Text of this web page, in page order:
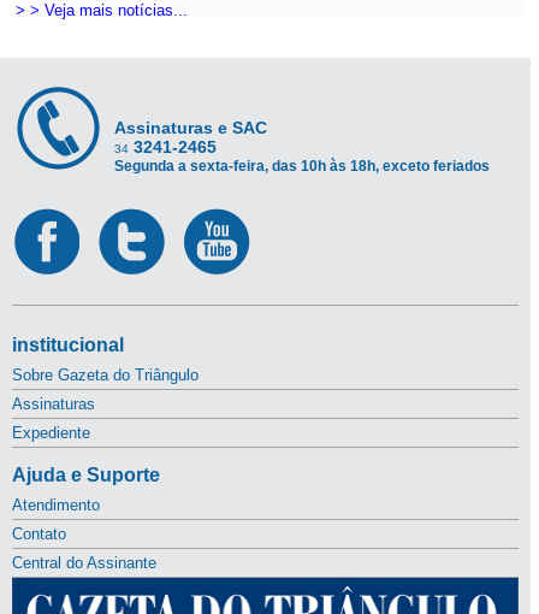
> > Veja mais notícias...
Assinaturas e SAC
34 3241-2465
Segunda a sexta-feira, das 10h às 18h, exceto feriados
institucional
Sobre Gazeta do Triângulo
Assinaturas
Expediente
Ajuda e Suporte
Atendimento
Contato
Central do Assinante